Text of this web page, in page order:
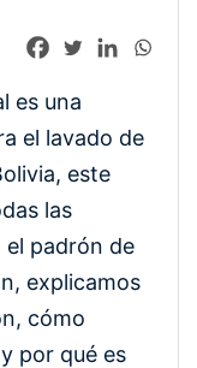
es una
el lavado de
este
las
el padrón de
explicamos
cómo
por qué es